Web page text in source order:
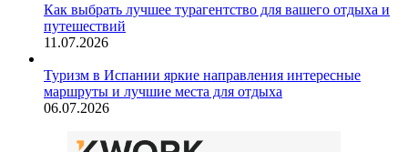
Как выбрать лучшее турагентство для вашего отдыха и
путешествий
11.07.2026
Туризм в Испании яркие направления интересные
маршруты и лучшие места для отдыха
06.07.2026